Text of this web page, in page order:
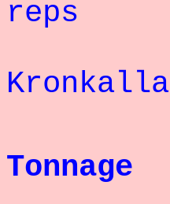
reps
Kronkalla
Tonnage